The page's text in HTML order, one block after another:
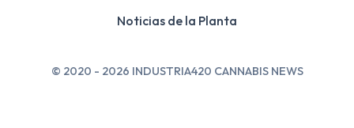
Noticias de la Planta
© 2020 - 2026 INDUSTRIA420 CANNABIS NEWS